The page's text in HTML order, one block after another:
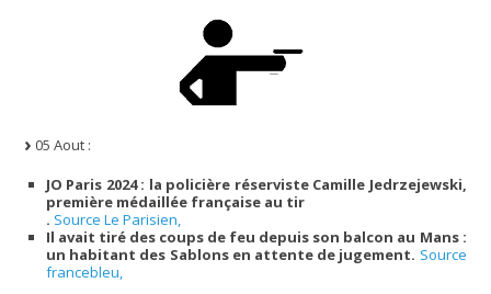
05 Aout :
JO Paris 2024 : la policière réserviste Camille Jedrzejewski,
première médaillée française au tir
. Source Le Parisien,
Il avait tiré des coups de feu depuis son balcon au Mans :
un habitant des Sablons en attente de jugement. Source
francebleu,